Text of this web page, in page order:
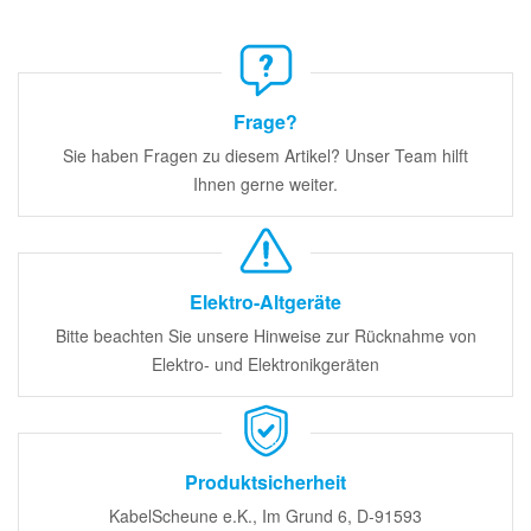
Frage?
Sie haben Fragen zu diesem Artikel? Unser Team hilft
Ihnen gerne weiter.
Elektro-Altgeräte
Bitte beachten Sie unsere Hinweise zur Rücknahme von
Elektro- und Elektronikgeräten
Produktsicherheit
KabelScheune e.K., Im Grund 6, D-91593